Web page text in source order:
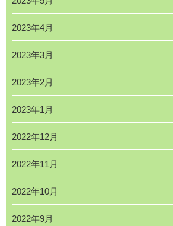
2023年4月
2023年3月
2023年2月
2023年1月
2022年12月
2022年11月
2022年10月
2022年9月